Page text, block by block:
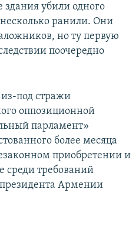
убили одного
ранили. Они
но ту первую
поочередно
под стражи
оппозиционной
парламент»
более месяца
приобретении и
требований
Армении